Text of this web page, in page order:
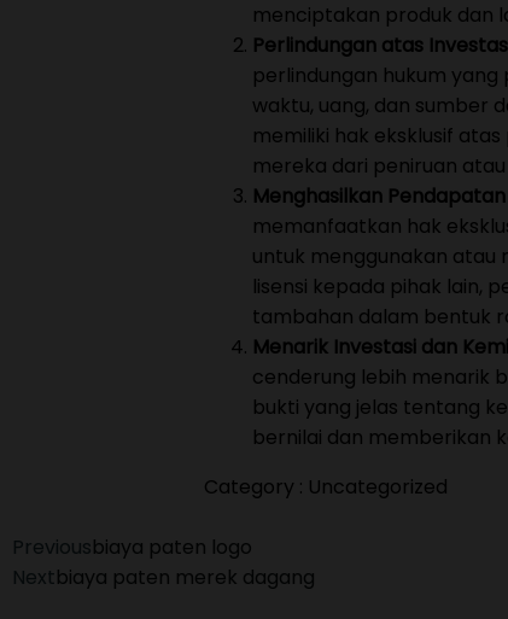
menciptakan produk dan
Perlindungan atas
perlindungan hukum
waktu, uang, dan sumber
memiliki hak eksklusif
mereka dari peniruan
Menghasilkan
memanfaatkan hak
untuk menggunakan
lisensi kepada pihak lain,
tambahan dalam bentuk
Menarik Investasi dan
cenderung lebih menarik
bukti yang jelas tentang
bernilai dan memberikan
Category : Uncategorized
Previousbiaya paten logo
Nextbiaya paten merek dagang